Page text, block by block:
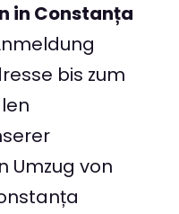
in Constanța
bis zum
Umzug von